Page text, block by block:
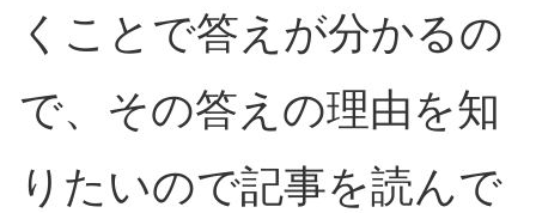
くことで答えが分かるの
で、その答えの理由を知
りたいので記事を読んで